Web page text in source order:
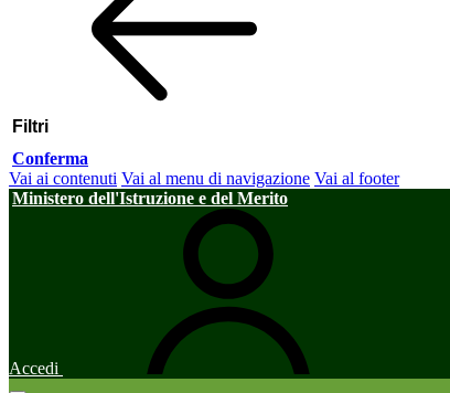
Filtri
Conferma
Vai ai contenuti Vai al menu di navigazione Vai al footer
Ministero dell'Istruzione e del Merito
Accedi